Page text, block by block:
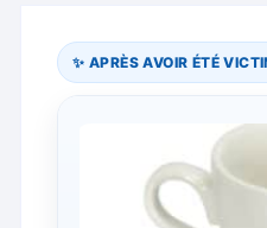
être
choisies
page
du
produit
✨ APRÈS AVOIR ÉTÉ